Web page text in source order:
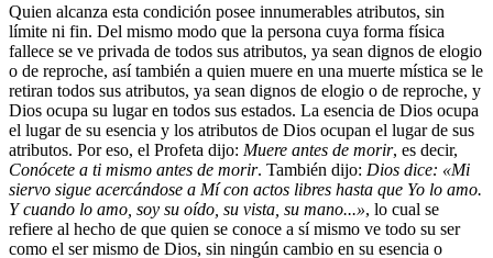
Quien alcanza esta condición posee innumerables atributos, sin
límite ni fin. Del mismo modo que la persona cuya forma física
fallece se ve privada de todos sus atributos, ya sean dignos de elogio
o de reproche, así también a quien muere en una muerte mística se le
retiran todos sus atributos, ya sean dignos de elogio o de reproche, y
Dios ocupa su lugar en todos sus estados. La esencia de Dios ocupa
el lugar de su esencia y los atributos de Dios ocupan el lugar de sus
atributos. Por eso, el Profeta dijo: Muere antes de morir, es decir,
Conócete a ti mismo antes de morir. También dijo: Dios dice: «Mi
siervo sigue acercándose a Mí con actos libres hasta que Yo lo amo.
Y cuando lo amo, soy su oído, su vista, su mano...», lo cual se
refiere al hecho de que quien se conoce a sí mismo ve todo su ser
como el ser mismo de Dios, sin ningún cambio en su esencia o